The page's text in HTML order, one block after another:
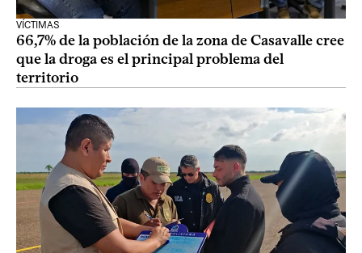
VÍCTIMAS
66,7% de la población de la zona de Casavalle cree
que la droga es el principal problema del
territorio